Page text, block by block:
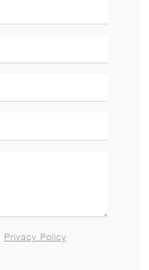
Privacy Policy